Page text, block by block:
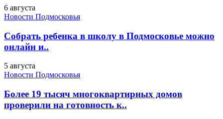
6 августа
Новости Подмосковья
Собрать ребенка в школу в Подмосковье можно
онлайн и..
5 августа
Новости Подмосковья
Более 19 тысяч многоквартирных домов
проверили на готовность к..